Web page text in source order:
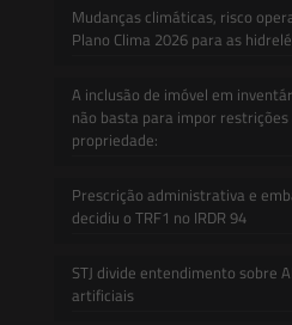
Mudanças climáticas, risco
Plano Clima 2026 para as
A inclusão de imóvel em
não basta para impor
propriedade:
Prescrição administrativa e
decidiu o TRF1 no IRDR 94
STJ divide entendimento sobre
artificiais